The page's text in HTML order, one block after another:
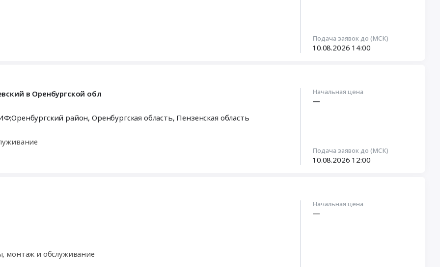
Подача заявок до (МСК)
10.08.2026 14:00
в Оренбургской обл
ЗИФ;Оренбургский район, Оренбургская область, Пензенская область
Начальная цена
—
Подача заявок до (МСК)
10.08.2026 12:00
монтаж и обслуживание
Начальная цена
—